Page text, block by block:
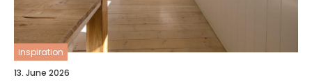
inspiration
13. June 2026